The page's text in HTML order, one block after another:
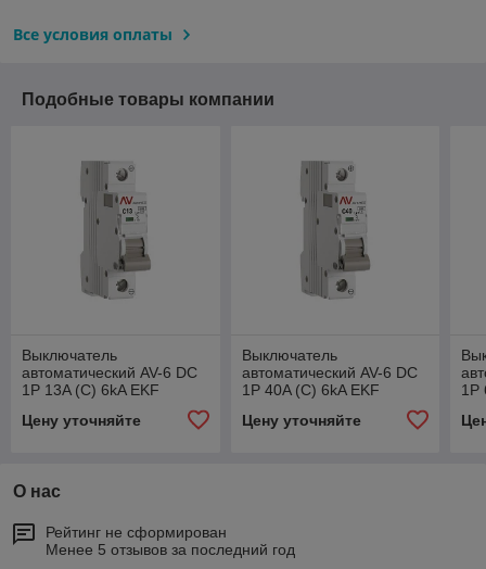
Все условия оплаты
Подобные товары компании
Выключатель
автоматический AV-6 DC
1P 13A (C) 6kA EKF
Цену уточняйте
Выключатель
автоматический AV-6 DC
1P 40A (C) 6kA EKF
Цену уточняйте
1P
О нас
Рейтинг не сформирован
Менее 5 отзывов за последний год